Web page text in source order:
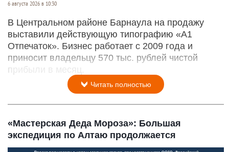
6 августа 2026 в 10:30
В Центральном районе Барнаула на продажу
выставили действующую типографию «А1
Отпечаток». Бизнес работает с 2009 года и
приносит владельцу 570 тыс. рублей чистой
прибыли в месяц.
Читать полностью
«Мастерская Деда Мороза»: Большая
экспедиция по Алтаю продолжается